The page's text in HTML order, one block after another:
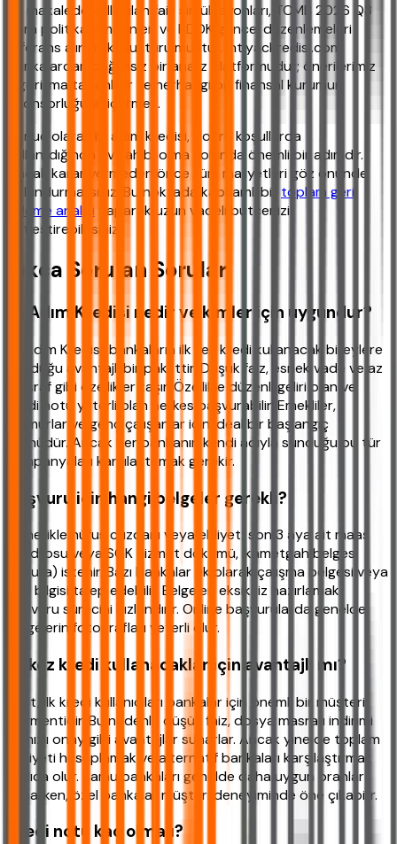
Bu makalede kullanılan faiz simülasyonları, TCMB 2026 Q3
para politikası metinleri ve BDDK güncel düzenlemeleri
referans alınarak oluşturulmuştur. ihtiyackredisi.com,
bankalardan bağımsız bir analiz platformudur; önerilerimiz
algoritma tabanlıdır ve herhangi bir finansal kurumun
sponsorluğunu içermez.
Sonuç olarak ilk adım kredisi, doğru koşullarda
kullanıldığında ev sahibi olma yolunda önemli bir adımdır.
Ancak karar vermeden önce tüm maliyetleri göz önünde
bulundurmalısınız. Bu noktada kapsamlı bir toplam geri
ödeme analizi yaparak uzun vadeli bütçenizi
netleştirebilirsiniz.
Sıkça Sorulan Sorular
İlk Adım Kredisi nedir ve kimler için uygundur?
İlk Adım Kredisi, bankaların ilk kez kredi kullanacak bireylere
sunduğu avantajlı bir pakettir. Düşük faiz, esnek vade ve az
masraf gibi özellikler taşır. Özellikle düzenli geliri olan ve
kredi notu yeterli olan herkes başvurabilir. Emekliler,
memurlar ve genç çalışanlar için ideal bir başlangıç
ürünüdür. Ancak her bankanın kendi adıyla sunduğu bu tür
kampanyaları karşılaştırmak gerekir.
Başvuru için hangi belgeler gerekli?
Genellikle nüfus cüzdanı veya ehliyet, son 3 aya ait maaş
bordrosu veya SGK hizmet dökümü, ikametgah belgesi
(fatura) istenir. Bazı bankalar ek olarak çalışma belgesi veya
kefil bilgisi talep edebilir. Belgeleri eksiksiz hazırlamak
başvuru sürecini hızlandırır. Online başvurularda genelde
belgelerin fotoğrafları yeterli olur.
İlk kez kredi kullanacaklar için avantajlı mı?
Evet, ilk kredi kullanıcıları bankalar için önemli bir müşteri
segmentidir. Bu nedenle düşük faiz, dosya masrafı indirimi
ve hızlı onay gibi avantajlar sunarlar. Ancak yine de toplam
maliyeti hesaplamak ve alternatif bankaları karşılaştırmak
akıllıca olur. Kamu bankaları genelde daha uygun oranlar
sunarken, özel bankalar müşteri deneyiminde öne çıkabilir.
Kredi notu kaç olmalı?